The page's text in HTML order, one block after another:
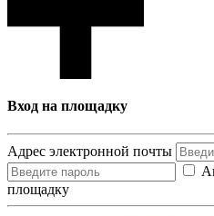
Вход на площадку
Адрес электронной почты
площадку